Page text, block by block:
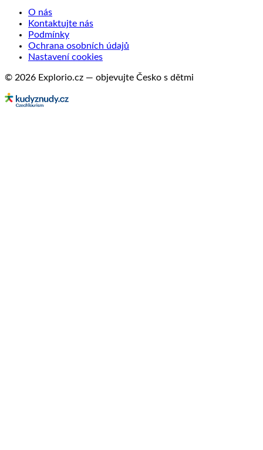
O nás
Kontaktujte nás
Podmínky
Ochrana osobních údajů
Nastavení cookies
© 2026 Explorio.cz — objevujte Česko s dětmi